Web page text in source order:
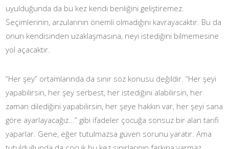
uyulduğunda da bu kez kendi benliğini geliştiremez.
Seçimlerinin, arzularının önemli olmadığını kavrayacaktır. Bu da
onun kendisinden uzaklaşmasına, neyi istediğini bilmemesine
yol açacaktır.
“Her şey” ortamlarında da sınır söz konusu değildir. “Her şeyi
yapabilirsin, her şey serbest, her istediğini alabilirsin, her
zaman dilediğini yapabilirsin, her şeye hakkın var, her şeyi sana
göre ayarlayacağız...” gibi ifadeler çocuğa sonsuz bir alan tarifi
yaparlar. Gene, eğer tutulmazsa güven sorunu yaratır. Ama